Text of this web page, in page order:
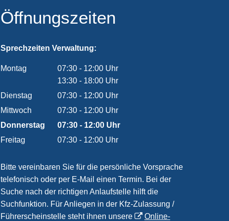
Öffnungszeiten
Sprechzeiten Verwaltung:
Montag 07:30 - 12:00 Uhr
Von 07:30 bis 12:00 Uhr
13:30 - 18:00 Uhr
Von 13:30 bis 18:00 Uhr
Dienstag 07:30 - 12:00 Uhr
Von 07:30 bis 12:00 Uhr
Mittwoch 07:30 - 12:00 Uhr
Von 07:30 bis 12:00 Uhr
Donnerstag 07:30 - 12:00 Uhr
Von 07:30 bis 12:00 Uhr
Freitag 07:30 - 12:00 Uhr
Bitte vereinbaren Sie für die persönliche Vorsprache
telefonisch oder per E-Mail einen Termin. Bei der
Suche nach der richtigen Anlaufstelle hilft die
Suchfunktion. Für Anliegen in der Kfz-Zulassung /
Führerscheinstelle steht ihnen unsere
Online-